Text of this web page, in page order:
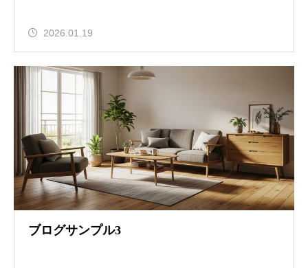
2026.01.19
ブログサンプル3